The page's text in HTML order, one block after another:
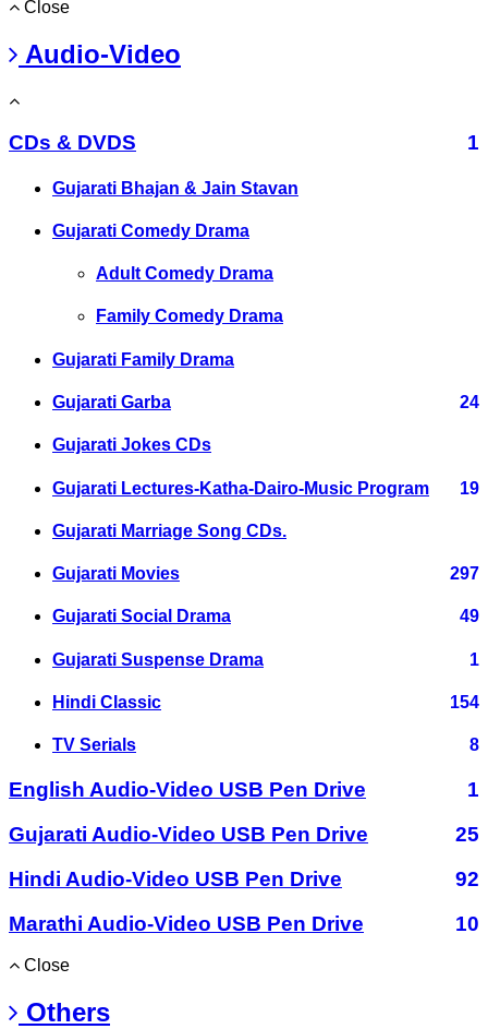
Close
Audio-Video
CDs & DVDS 1
Gujarati Bhajan & Jain Stavan
Gujarati Comedy Drama
Adult Comedy Drama
Family Comedy Drama
Gujarati Family Drama
Gujarati Garba 24
Gujarati Jokes CDs
Gujarati Lectures-Katha-Dairo-Music Program 19
Gujarati Marriage Song CDs.
Gujarati Movies 297
Gujarati Social Drama 49
Gujarati Suspense Drama 1
Hindi Classic 154
TV Serials 8
English Audio-Video USB Pen Drive
1
Gujarati Audio-Video USB Pen Drive
25
Hindi Audio-Video USB Pen Drive
92
Marathi Audio-Video USB Pen Drive
10
Close
Others